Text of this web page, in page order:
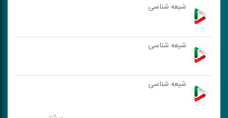
شیعه شناسی
شیعه شناسی
شیعه شناسی